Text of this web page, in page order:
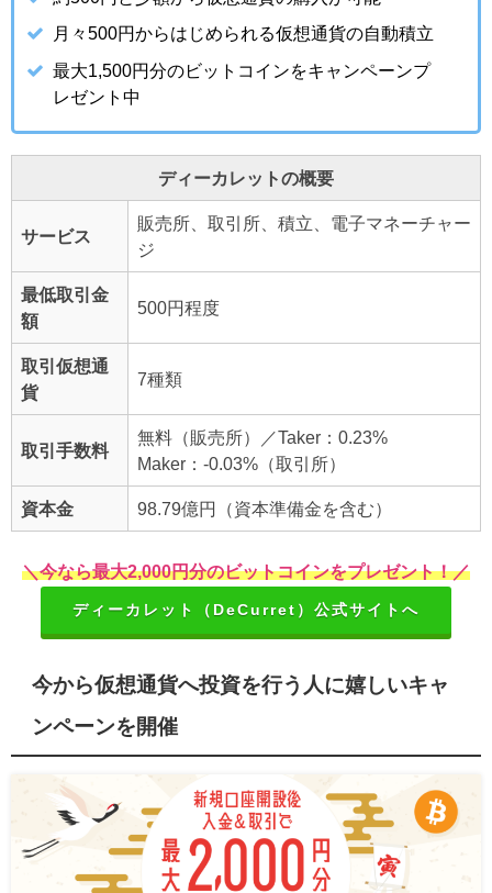
月々500円からはじめられる仮想通貨の自動積立
最大1,500円分のビットコインをキャンペーンプ
レゼント中
ディーカレットの概要
サービス
販売所、取引所、積立、電子マネーチャー
ジ
最低取引金
額
500円程度
取引仮想通
貨
7種類
取引手数料
無料（販売所）／Taker：0.23%
Maker：-0.03%（取引所）
資本金 98.79億円（資本準備金を含む）
＼今なら最大2,000円分のビットコインをプレゼント！／
ディーカレット（DeCurret）公式サイトへ
今から仮想通貨へ投資を行う人に嬉しいキャ
ンペーンを開催